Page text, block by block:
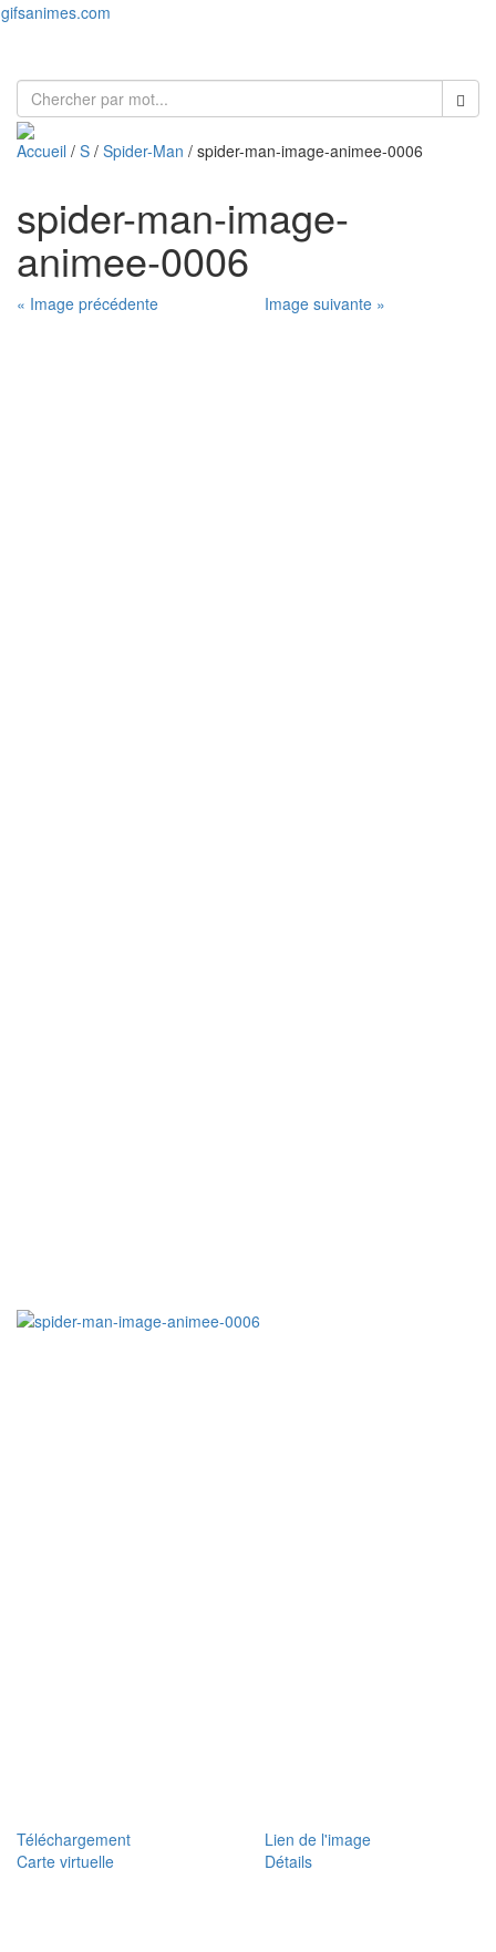
gifsanimes.com
Accueil / S / Spider-Man / spider-man-image-animee-0006
spider-man-image-
animee-0006
« Image précédente Image suivante »
Téléchargement
Lien de l'image
Carte virtuelle
Détails